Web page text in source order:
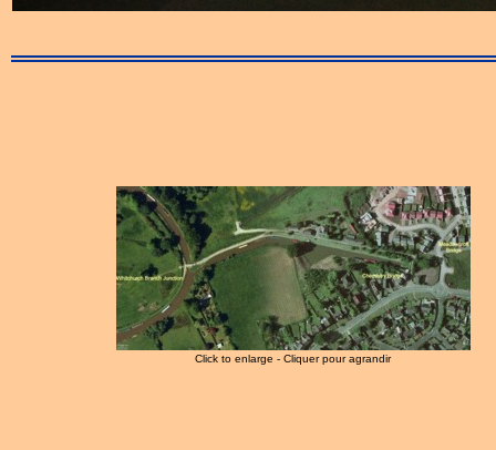
Click to enlarge - Cliquer pour agrandir